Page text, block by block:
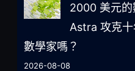
2000 美元
Astra 攻克
數學家嗎？
2026-08-08